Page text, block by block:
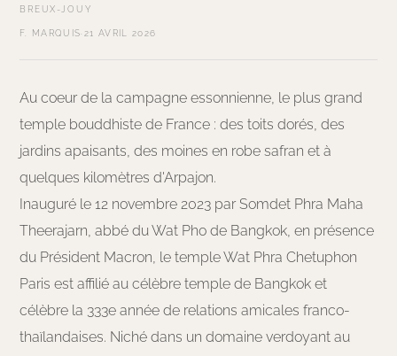
BREUX-JOUY
F. MARQUIS· 21 AVRIL 2026
Au coeur de la campagne essonnienne, le plus grand
temple bouddhiste de France : des toits dorés, des
jardins apaisants, des moines en robe safran et à
quelques kilomètres d'Arpajon.
Inauguré le 12 novembre 2023 par Somdet Phra Maha
Theerajarn, abbé du Wat Pho de Bangkok, en présence
du Président Macron, le temple Wat Phra Chetuphon
Paris est affilié au célèbre temple de Bangkok et
célèbre la 333e année de relations amicales franco-
thaïlandaises. Niché dans un domaine verdoyant au